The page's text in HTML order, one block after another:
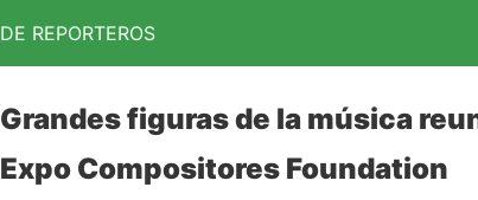
DE REPORTEROS
Grandes figuras de la música
Expo Compositores Foundation